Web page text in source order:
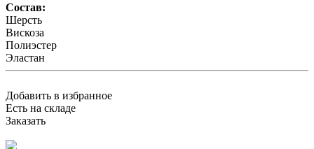
Состав:
Шерсть
Вискоза
Полиэстер
Эластан
Добавить в избранное
Есть на складе
Заказать